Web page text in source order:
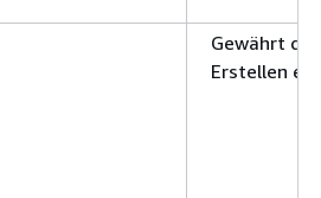
Gewährt
Erstellen